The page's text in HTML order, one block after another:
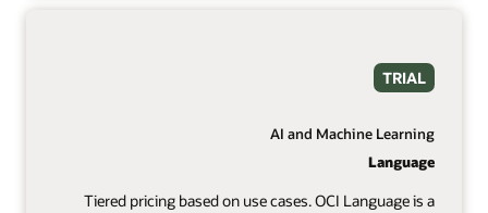
TRIAL
AI and Machine Learning
Language
Tiered pricing based on use cases. OCI Language is a